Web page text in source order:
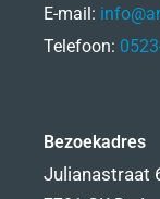
E-mail:
Telefoon:
Bezoekadres
Julianastraat